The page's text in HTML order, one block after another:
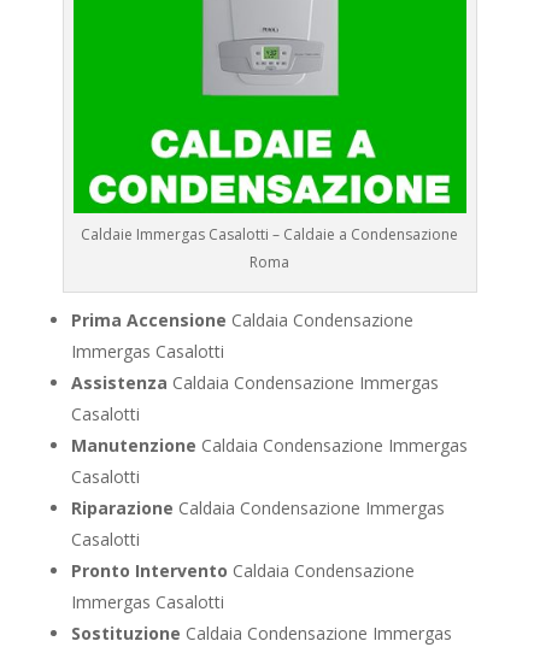
Caldaie Immergas Casalotti – Caldaie a Condensazione
Roma
Prima Accensione Caldaia Condensazione
Immergas Casalotti
Assistenza Caldaia Condensazione Immergas
Casalotti
Manutenzione Caldaia Condensazione Immergas
Casalotti
Riparazione Caldaia Condensazione Immergas
Casalotti
Pronto Intervento Caldaia Condensazione
Immergas Casalotti
Sostituzione Caldaia Condensazione Immergas